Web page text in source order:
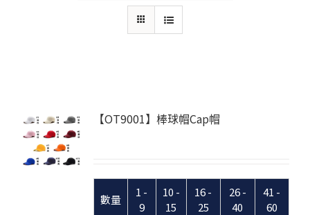
【OT9001】棒球帽Cap帽
數量
1 -
9
10 -
15
16 -
25
26 -
40
41 -
60